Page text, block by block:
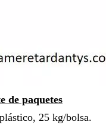
de paquetes
25 kg/bolsa.